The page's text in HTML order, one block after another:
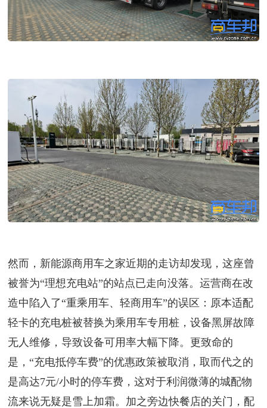
然而，新能源商用车之家近期的走访却发现，这座曾
被誉为“理想充电站”的站点已走向没落。运营商在改
造中陷入了“重乘用车、轻商用车”的误区：原本适配
轻卡的充电桩被替换为乘用车专用桩，设备黑屏故障
无人维修，导致设备可用率大幅下降。更致命的
是，“充电抵停车费”的优惠政策被取消，取而代之的
是高达7元/小时的停车费，这对于利润微薄的城配物
流来说无疑是雪上加霜。加之旁边快餐店的关门，配